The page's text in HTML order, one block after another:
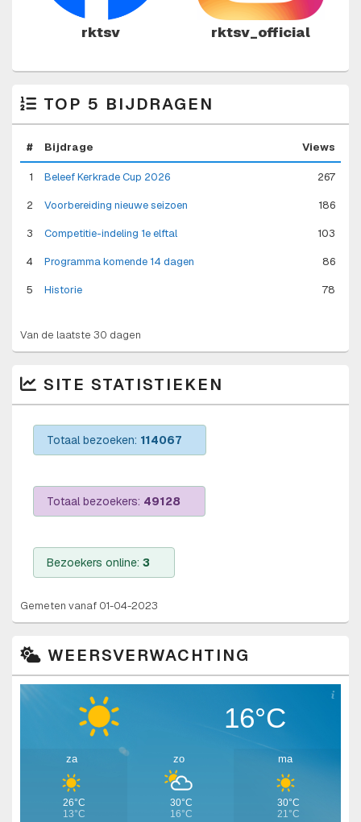
rktsv rktsv_official
TOP 5 BIJDRAGEN
# Bijdrage Views
1 Beleef Kerkrade Cup 2026 267
2 Voorbereiding nieuwe seizoen 186
3 Competitie-indeling 1e elftal 103
4 Programma komende 14 dagen 86
5 Historie 78
Van de laatste 30 dagen
SITE STATISTIEKEN
Totaal bezoeken: 114067
Totaal bezoekers: 49128
Bezoekers online: 3
Gemeten vanaf 01-04-2023
WEERSVERWACHTING
16°C
za
26°C
13°C
zo
30°C
16°C
ma
30°C
21°C